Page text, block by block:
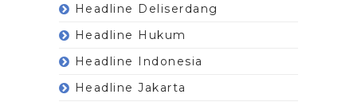
Headline Deliserdang
Headline Hukum
Headline Indonesia
Headline Jakarta